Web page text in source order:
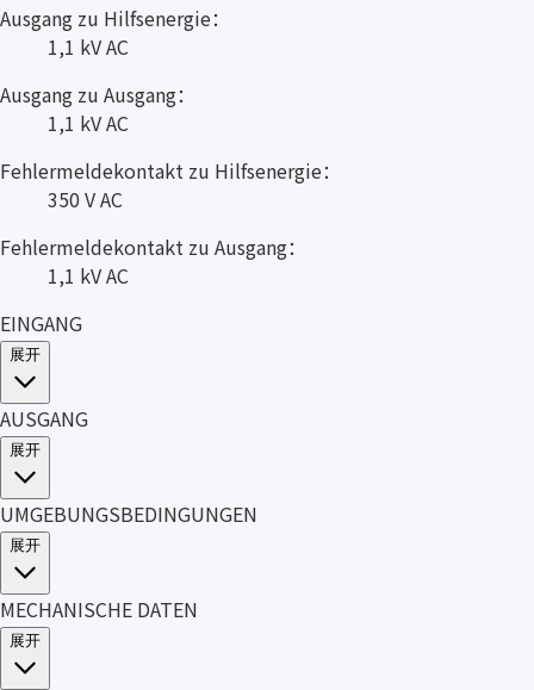
Ausgang zu Hilfsenergie：
1,1 kV AC
Ausgang zu Ausgang：
1,1 kV AC
Fehlermeldekontakt zu Hilfsenergie：
350 V AC
Fehlermeldekontakt zu Ausgang：
1,1 kV AC
EINGANG
展开
AUSGANG
展开
UMGEBUNGSBEDINGUNGEN
展开
MECHANISCHE DATEN
展开